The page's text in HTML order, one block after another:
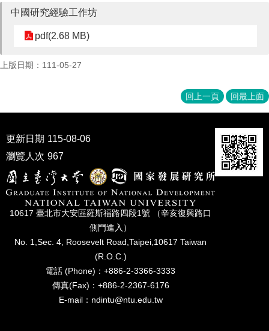
中國研究經驗工作坊
pdf(2.68 MB)
上版日期：111-05-27
回上一頁 回最上面
更新日期 115-08-06
瀏覽人次 967
10617 臺北市⼤安區羅斯福路四段1號 （辛亥復興路⼝
側⾨進入）
No. 1,Sec. 4, Roosevelt Road,Taipei,10617 Taiwan
(R.O.C.)
電話 (Phone)：+886-2-3366-3333
傳真(Fax)：+886-2-2367-6176
E-mail：ndintu@ntu.edu.tw